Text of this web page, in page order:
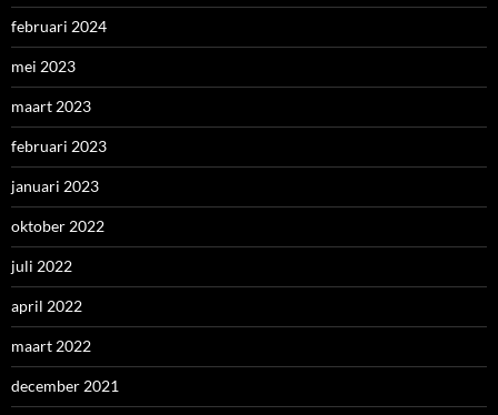
februari 2024
mei 2023
maart 2023
februari 2023
januari 2023
oktober 2022
juli 2022
april 2022
maart 2022
december 2021